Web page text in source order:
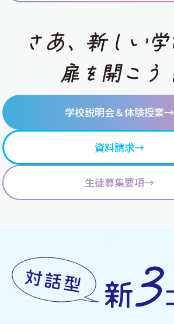
学校説明会＆体験授業→
資料請求→
生徒募集要項→